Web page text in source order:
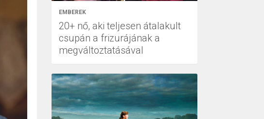
EMBEREK
20+ nő, aki teljesen átalakult
csupán a frizurájának a
megváltoztatásával